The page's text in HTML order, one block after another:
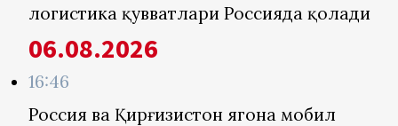
логистика қувватлари Россияда қолади
06.08.2026
16:46
Россия ва Қирғизистон ягона мобил